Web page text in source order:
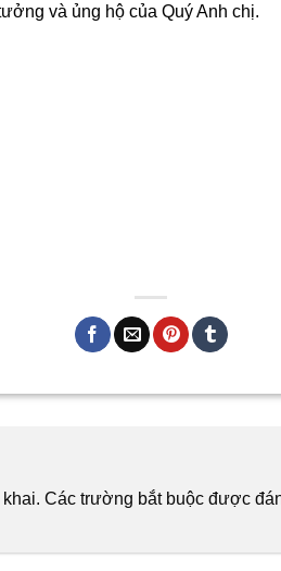
và ủng hộ của Quý Anh chị.
Các trường bắt buộc được